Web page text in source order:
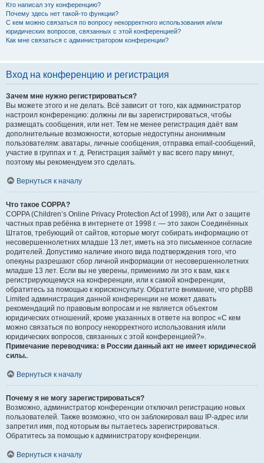
Кто написал эту конференцию?
Почему здесь нет такой-то функции?
С кем можно связаться по вопросу некорректного использования и/или
юридических вопросов, связанных с этой конференцией?
Как мне связаться с администратором конференции?
Вход на конференцию и регистрация
Зачем мне нужно регистрироваться?
Вы можете этого и не делать. Всё зависит от того, как администратор
настроил конференцию: должны ли вы зарегистрироваться, чтобы
размещать сообщения, или нет. Тем не менее регистрация даёт вам
дополнительные возможности, которые недоступны анонимным
пользователям: аватары, личные сообщения, отправка email-сообщений,
участие в группах и т. д. Регистрация займёт у вас всего пару минут,
поэтому мы рекомендуем это сделать.
Вернуться к началу
Что такое COPPA?
COPPA (Children’s Online Privacy Protection Act of 1998), или Акт о защите
частных прав ребёнка в интернете от 1998 г. — это закон Соединённых
Штатов, требующий от сайтов, которые могут собирать информацию от
несовершеннолетних младше 13 лет, иметь на это письменное согласие
родителей. Допустимо наличие иного вида подтверждения того, что
опекуны разрешают сбор личной информации от несовершеннолетних
младше 13 лет. Если вы не уверены, применимо ли это к вам, как к
регистрирующемуся на конференции, или к самой конференции,
обратитесь за помощью к юрисконсульту. Обратите внимание, что phpBB
Limited администрация данной конференции не может давать
рекомендаций по правовым вопросам и не является объектом
юридических отношений, кроме указанных в ответе на вопрос «С кем
можно связаться по вопросу некорректного использования и/или
юридических вопросов, связанных с этой конференцией?».
Примечание переводчика: в России данный акт не имеет юридической
силы..
Вернуться к началу
Почему я не могу зарегистрироваться?
Возможно, администратор конференции отключил регистрацию новых
пользователей. Также возможно, что он заблокировал ваш IP-адрес или
запретил имя, под которым вы пытаетесь зарегистрироваться.
Обратитесь за помощью к администратору конференции.
Вернуться к началу